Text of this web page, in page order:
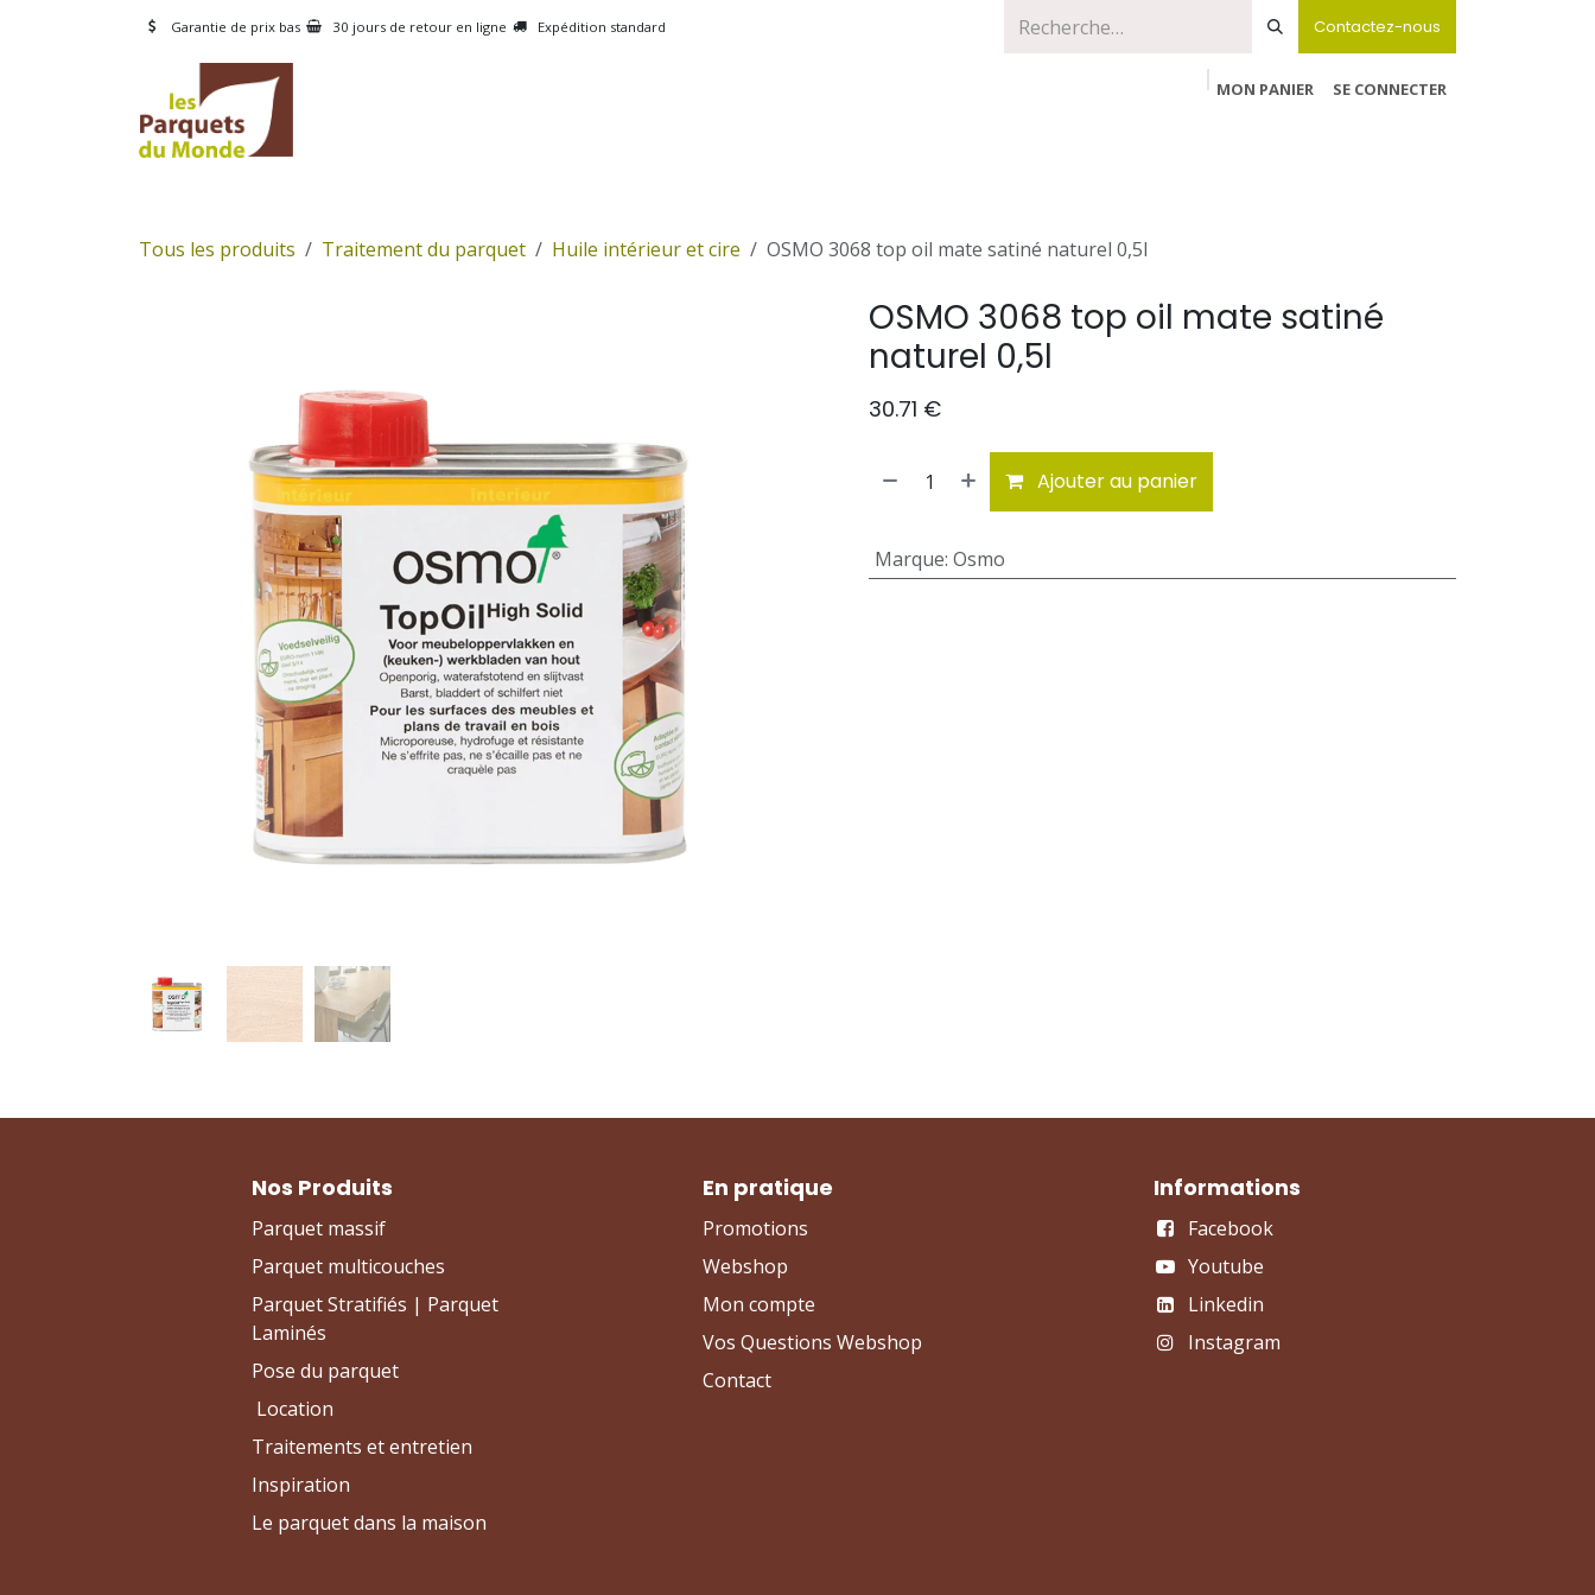
Se rendre au contenu
Garantie de prix bas 30 jours de retour en ligne Expédition standard Contactez-nous
MON PANIER
SE CONNECTER
Tous les produits Traitement du parquet Huile intérieur et cire OSMO 3068 top oil mate satiné naturel 0,5l
OSMO 3068 top oil mate satiné
naturel 0,5l
30.71 €
Ajouter au panier
Marque: Osmo
Nos Produits
Parquet massif
Parquet multicouches
Parquet Stratifiés | Parquet
Laminés
Pose du parquet
Location
Traitements et entretien
Inspiration
Le parquet dans la maison
En pratique
Promotions
Webshop
Mon compte
Vos Questions Webshop
Contact
Informations
Facebook
Youtube
Linkedin
Instagram